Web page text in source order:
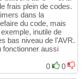
frais plein de codes.
dans la
du code, mais
inutile de
bas niveau de l'AVR.
fonctionner aussi
0
0